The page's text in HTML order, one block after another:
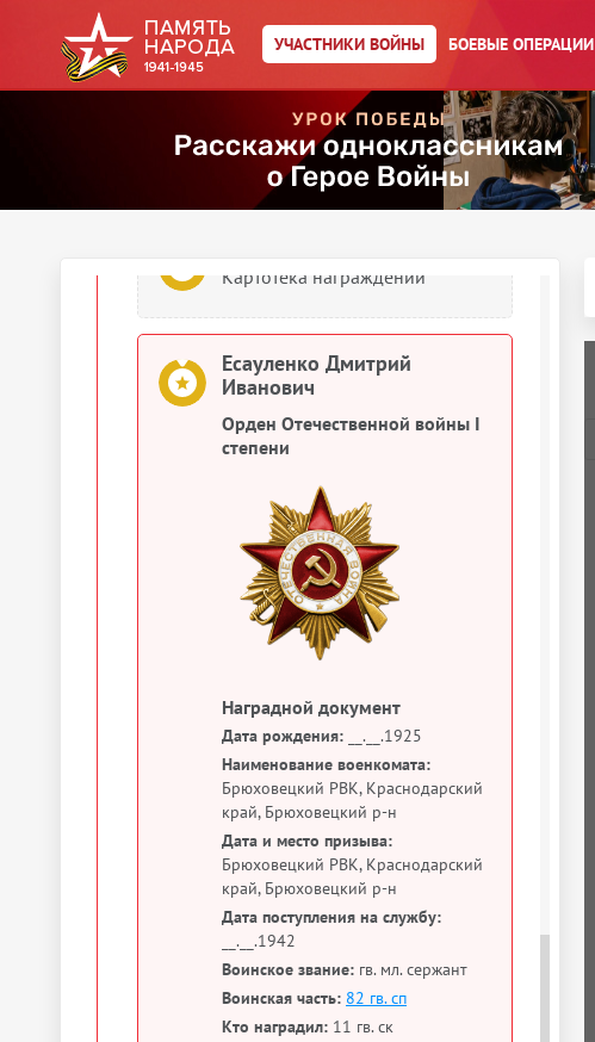
УЧАСТНИКИ ВОЙНЫ БОЕВЫЕ ОПЕРАЦИИ
Орден Славы III степени
Есауленко Дмитрий Иванович
Картотека награждений
Картотека награждений
Есауленко Дмитрий
Иванович
Орден Отечественной войны I
степени
Наградной документ
Дата рождения: __.__.1925
Наименование военкомата:
Брюховецкий РВК, Краснодарский
край, Брюховецкий р-н
Дата и место призыва:
Брюховецкий РВК, Краснодарский
край, Брюховецкий р-н
Дата поступления на службу:
__.__.1942
Воинское звание: гв. мл. сержант
Воинская часть: 82 гв. сп
Кто наградил: 11 гв. ск